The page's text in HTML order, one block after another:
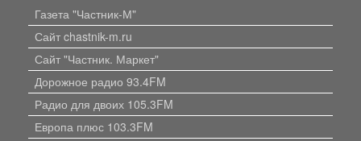
Газета "Частник-М"
Сайт chastnik-m.ru
Сайт "Частник. Маркет"
Дорожное радио 93.4FM
Радио для двоих 105.3FM
Европа плюс 103.3FM